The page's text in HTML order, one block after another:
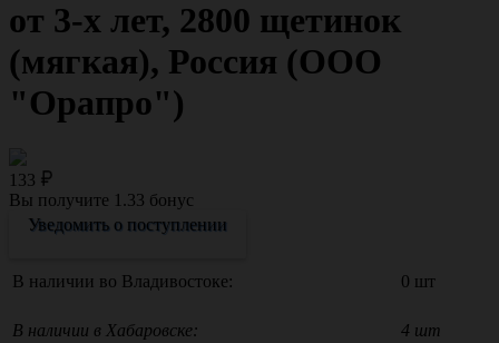
от 3-х лет, 2800 щетинок
(мягкая), Россия (ООО
"Орапро")
133
Вы получите 1.33 бонус
Уведомить о поступлении
В наличии во Владивостоке: 0 шт
В наличии в Хабаровске:
4 шт